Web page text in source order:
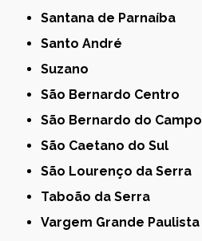
Santana de Parnaíba
Santo André
Suzano
São Bernardo Centro
São Bernardo do Campo
São Caetano do Sul
São Lourenço da Serra
Taboão da Serra
Vargem Grande Paulista